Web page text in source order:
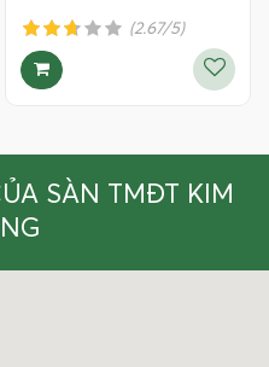
(2.67/5)
SÀN TMĐT KIM